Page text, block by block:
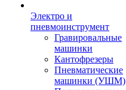
Электро и
пневмоинструмент
Гравировальные
машинки
Кантофрезеры
Пневматические
машинки (УШМ)